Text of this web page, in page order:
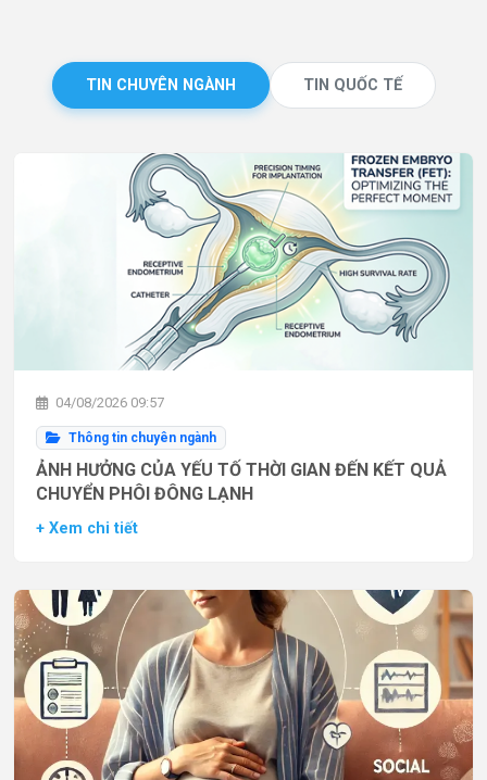
TIN CHUYÊN NGÀNH TIN QUỐC TẾ
04/08/2026 09:57
Thông tin chuyên ngành
ẢNH HƯỞNG CỦA YẾU TỐ THỜI GIAN ĐẾN KẾT QUẢ
CHUYỂN PHÔI ĐÔNG LẠNH
+ Xem chi tiết